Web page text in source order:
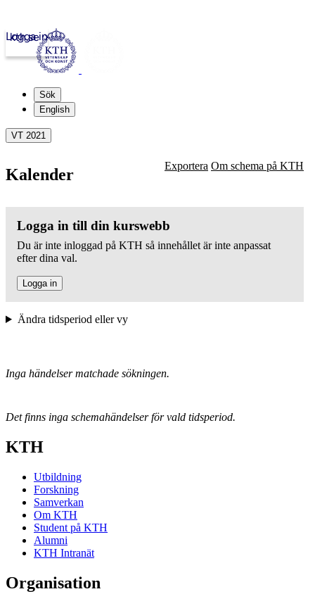
kth.se
Logga in
Sök
English
VT 2021
Kalender Exportera Om schema på KTH
Logga in till din kurswebb
Du är inte inloggad på KTH så innehållet är inte anpassat
efter dina val.
Logga in
Ändra tidsperiod eller vy
Inga händelser matchade sökningen.
Det finns inga schemahändelser för vald tidsperiod.
KTH
Utbildning
Forskning
Samverkan
Om KTH
Student på KTH
Alumni
KTH Intranät
Organisation